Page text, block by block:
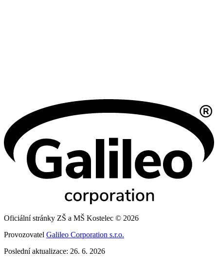
Oficiální stránky ZŠ a MŠ Kostelec © 2026
Provozovatel Galileo Corporation s.r.o.
Poslední aktualizace: 26. 6. 2026